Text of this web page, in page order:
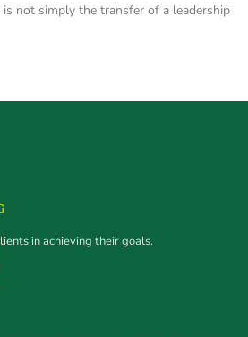
is not simply the transfer of a leadership
in achieving their goals.